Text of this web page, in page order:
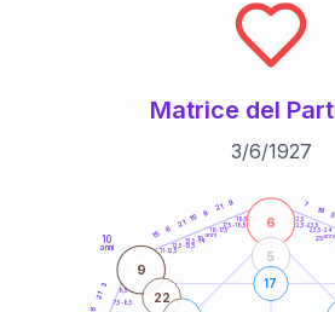
Matrice del
3/6/1927
10
anni
7,5-8,5
8,5-9
11-12,5
12,5-13,5
13,5-14
16-17,5
17,5-18,5
18,5-19 21-22,5
22,5-23,5
23,5-24
6
21
3
15
6
21
15
9
21
9 7
19 5
6
9
5
17
22
15 anni 25anni